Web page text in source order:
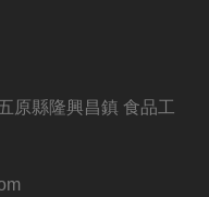
原縣隆興昌鎮 食品工